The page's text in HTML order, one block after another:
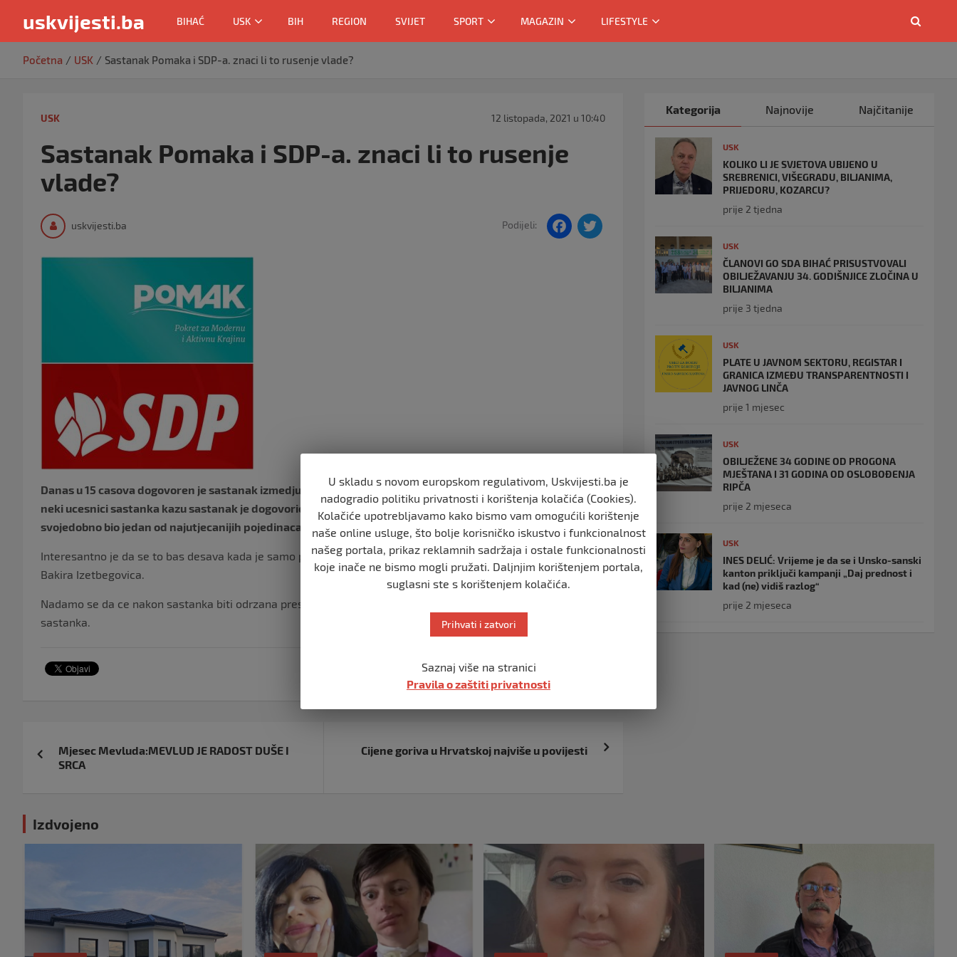
uskvijesti.ba BIHAĆ USK BIH REGION SVIJET SPORT MAGAZIN LIFESTYLE
Početna USK Sastanak Pomaka i SDP-a. znaci li to rusenje vlade?
USK 12 listopada, 2021 u 10:40
Sastanak Pomaka i SDP-a. znaci li to rusenje
vlade?
uskvijesti.ba Podijeli:
F
Danas u 15 casova dogovoren je sastanak izmedju Pomaka i SDP-a . Tema sastanka nije poznata ali kako
neki ucesnici sastanka kazu sastanak je dogovorio lider Pomaka i bivsi clan SDP-a Suhret Fazlic koji je
svojedobno bio jedan od najutjecanijih pojedinaca u SDP-u BiH.
Interesantno je da se to bas desava kada je samo prije par dana Suhret Fazlic posjetio predsejdnika SDA
Bakira Izetbegovica.
Nadamo se da ce nakon sastanka biti odrzana presskonferencija i da će javnost biti upoznata sa temom
sastanka.
objava
Mjesec Mevluda:MEVLUD JE RADOST DUŠE I
SRCA
Cijene goriva u Hrvatskoj najviše u povijesti
Kategorija Najnovije Najčitanije
USK
KOLIKO LI JE SVJETOVA UBIJENO U
SREBRENICI, VIŠEGRADU, BILJANIMA,
PRIJEDORU, KOZARCU?
prije 2 tjedna
USK
ČLANOVI GO SDA BIHAĆ PRISUSTVOVALI
OBILJEŽAVANJU 34. GODIŠNJICE ZLOČINA U
BILJANIMA
prije 3 tjedna
USK
PLATE U JAVNOM SEKTORU, REGISTAR I
GRANICA IZMEĐU TRANSPARENTNOSTI I
JAVNOG LINČA
prije 1 mjesec
USK
OBILJEŽENE 34 GODINE OD PROGONA
MJEŠTANA I 31 GODINA OD OSLOBOĐENJA
RIPČA
prije 2 mjeseca
USK
INES DELIĆ: Vrijeme je da se i Unsko-sanski
kanton priključi kampanji „Daj prednost i
kad (ne) vidiš razlog“
prije 2 mjeseca
Izdvojeno
U skladu s novom europskom regulativom, Uskvijesti.ba je
nadogradio politiku privatnosti i korištenja kolačića (Cookies).
Kolačiće upotrebljavamo kako bismo vam omogućili korištenje
naše online usluge, što bolje korisničko iskustvo i funkcionalnost
našeg portala, prikaz reklamnih sadržaja i ostale funkcionalnosti
koje inače ne bismo mogli pružati. Daljnjim korištenjem portala,
suglasni ste s korištenjem kolačića.
Prihvati i zatvori
Saznaj više na stranici
Pravila o zaštiti privatnosti